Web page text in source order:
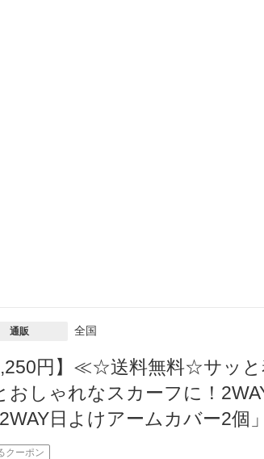
通販 全国
円】≪☆送料無料☆サッと
おしゃれなスカーフに！
日よけアームカバー2個
クーポン